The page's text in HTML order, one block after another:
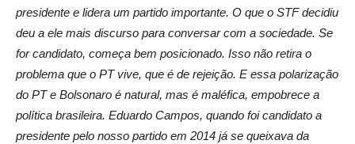
presidente e lidera um partido importante. O que o STF decidiu
deu a ele mais discurso para conversar com a sociedade. Se
for candidato, começa bem posicionado. Isso não retira o
problema que o PT vive, que é de rejeição. E essa polarização
do PT e Bolsonaro é natural, mas é maléfica, empobrece a
política brasileira. Eduardo Campos, quando foi candidato a
presidente pelo nosso partido em 2014 já se queixava da